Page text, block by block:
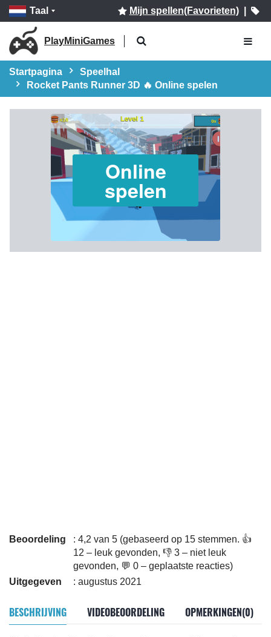
Taal Mijn spellen(Favorieten)|
PlayMiniGames
Startpagina
Speelhal
Rocket Pants Runner 3D 🔥 Online spelen
Online
spelen
Beoordeling
: 4,2 van 5 (gebaseerd op 15 stemmen. 👍
12 – leuk gevonden, 👎 3 – niet leuk
gevonden, 💬 0 – geplaatste reacties)
Uitgegeven
: augustus 2021
BESCHRIJVING VIDEOBEOORDELING OPMERKINGEN(0)